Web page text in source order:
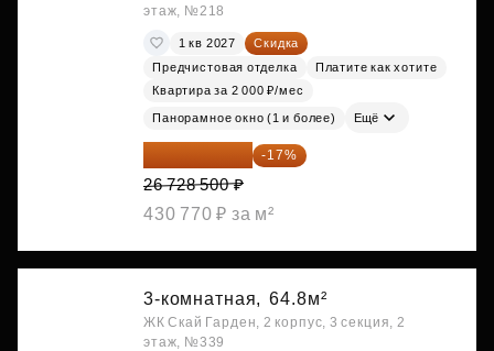
этаж, №218
1 кв 2027
Скидка
Предчистовая отделка
Платите как хотите
Квартира за 2 000 ₽/мес
Панорамное окно (1 и более) Ещё
22 184 655 ₽ -17%
26 728 500 ₽
430 770 ₽ за м²
3-комнатная, 64.8м²
ЖК Скай Гарден, 2 корпус, 3 секция, 2
этаж, №339